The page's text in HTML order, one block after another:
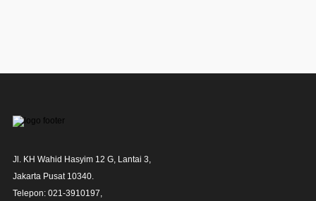
Jl. KH Wahid Hasyim 12 G, Lantai 3,
Jakarta Pusat 10340.
Telepon: 021-3910197,